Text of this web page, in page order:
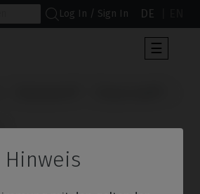
Hinweis
Log In / Sign In DE
der
☰